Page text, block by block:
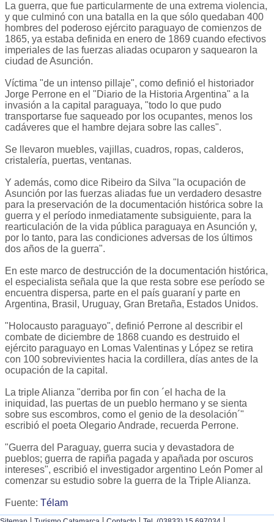
La guerra, que fue particularmente de una extrema violencia,
y que culminó con una batalla en la que sólo quedaban 400
hombres del poderoso ejército paraguayo de comienzos de
1865, ya estaba definida en enero de 1869 cuando efectivos
imperiales de las fuerzas aliadas ocuparon y saquearon la
ciudad de Asunción.
Víctima "de un intenso pillaje", como definió el historiador
Jorge Perrone en el "Diario de la Historia Argentina" a la
invasión a la capital paraguaya, "todo lo que pudo
transportarse fue saqueado por los ocupantes, menos los
cadáveres que el hambre dejara sobre las calles".
Se llevaron muebles, vajillas, cuadros, ropas, calderos,
cristalería, puertas, ventanas.
Y además, como dice Ribeiro da Silva "la ocupación de
Asunción por las fuerzas aliadas fue un verdadero desastre
para la preservación de la documentación histórica sobre la
guerra y el período inmediatamente subsiguiente, para la
rearticulación de la vida pública paraguaya en Asunción y,
por lo tanto, para las condiciones adversas de los últimos
dos años de la guerra".
En este marco de destrucción de la documentación histórica,
el especialista señala que la que resta sobre ese período se
encuentra dispersa, parte en el país guaraní y parte en
Argentina, Brasil, Uruguay, Gran Bretaña, Estados Unidos.
"Holocausto paraguayo", definió Perrone al describir el
combate de diciembre de 1868 cuando es destruido el
ejército paraguayo en Lomas Valentinas y López se retira
con 100 sobrevivientes hacia la cordillera, días antes de la
ocupación de la capital.
La triple Alianza "derriba por fin con ´el hacha de la
iniquidad, las puertas de un pueblo hermano y se sienta
sobre sus escombros, como el genio de la desolación´"
escribió el poeta Olegario Andrade, recuerda Perrone.
"Guerra del Paraguay, guerra sucia y devastadora de
pueblos; guerra de rapiña pagada y apañada por oscuros
intereses", escribió el investigador argentino León Pomer al
comenzar su estudio sobre la guerra de la Triple Alianza.
Fuente: Télam